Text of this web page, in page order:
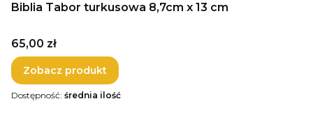
Biblia Tabor turkusowa 8,7cm x 13 cm
Cena
65,00 zł
Zobacz produkt
Dostępność: średnia ilość